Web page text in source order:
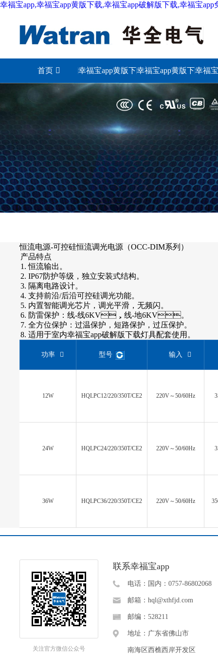
幸福宝app,幸福宝app黄版下载,幸福宝app破解版下载,幸福宝app
首页 幸福宝app黄版下幸福宝app黄版下
载照明
幸福
恒流电源-可控硅恒流调光电源（OCC-DIM系列）
产品特点
1. 恒流输出。
2. IP67防护等级，独立安装式结构。
3. 隔离电路设计。
4. 支持前沿/后沿可控硅调光功能。
5. 内置智能调光芯片，调光平滑，无频闪。
6. 防雷保护：线-线6KV，线-地6KV。
7. 全方位保护：过温保护，短路保护，过压保护。
8. 适用于室内幸福宝app破解版下载灯具配套使用。
功率 型号 输入
12W HQLPC12/220/350T/CE2 220V～50/60Hz
24W HQLPC24/220/350T/CE2 220V～50/60Hz
36W HQLPC36/220/350T/CE2 220V～50/60Hz
关注官方微信公众号
联系幸福宝app
电话：国内：0757-86802068
邮箱：hql@xthfjd.com
邮编：528211
地址：广东省佛山市
南海区西樵西岸开发区